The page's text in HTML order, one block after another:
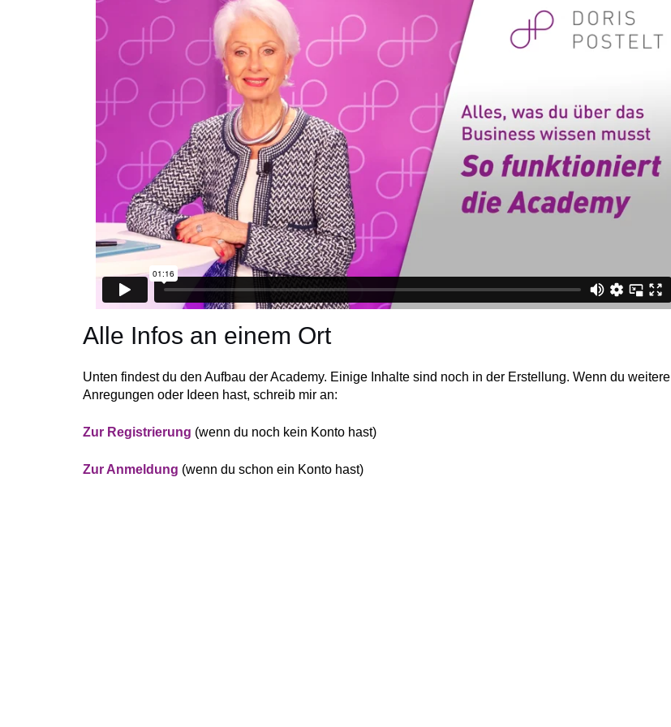
Alle Infos an einem Ort
Unten findest du den Aufbau der Academy. Einige Inhalte sind noch in der Erstellung. Wenn du weitere
Anregungen oder Ideen hast, schreib mir an:
Zur Registrierung (wenn du noch kein Konto hast)
Zur Anmeldung (wenn du schon ein Konto hast)